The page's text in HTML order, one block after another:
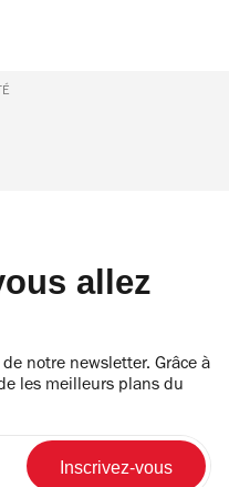
allez
notre newsletter. Grâce à
les meilleurs plans du